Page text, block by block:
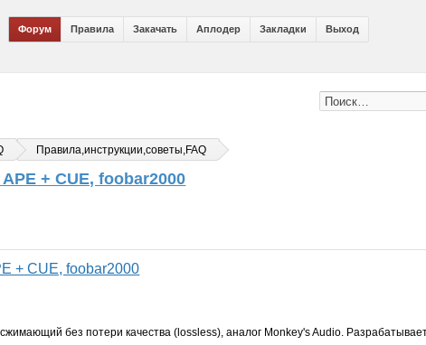
Форум Правила Закачать Аплодер Закладки Выход
Правила,инструкции,советы,FAQ
+ CUE, foobar2000
+ CUE, foobar2000
без потери качества (lossless), аналог Monkey's Audio.